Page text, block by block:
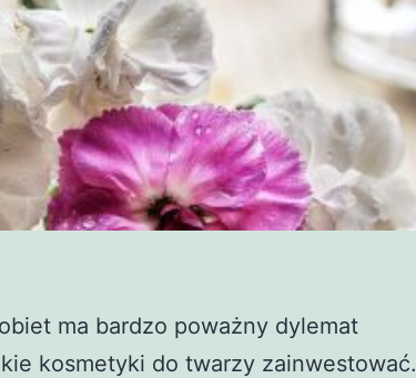
ma bardzo poważny dylemat
kosmetyki do twarzy zainwestować.